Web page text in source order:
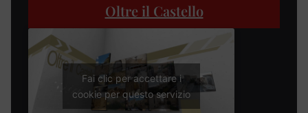
Oltre il Castello
Fai clic per accettare i
cookie per questo servizio